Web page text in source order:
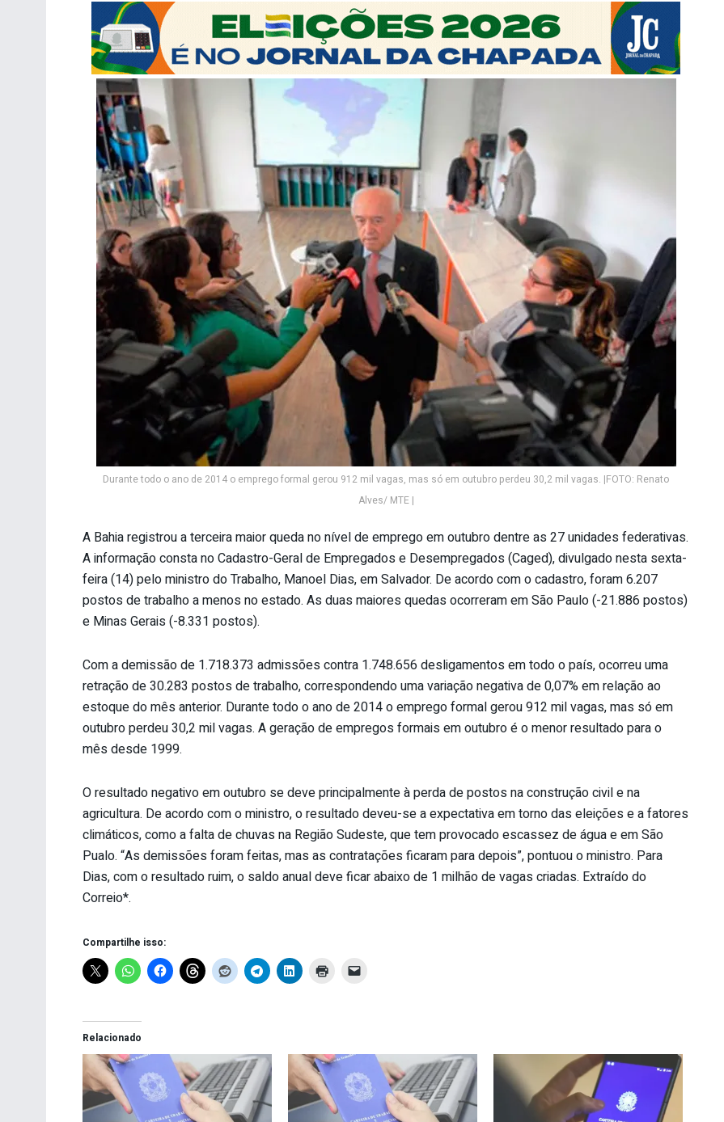
Durante todo o ano de 2014 o emprego formal gerou 912 mil vagas, mas só em outubro perdeu 30,2 mil vagas. |FOTO: Renato
Alves/ MTE |
A Bahia registrou a terceira maior queda no nível de emprego em outubro dentre as 27 unidades federativas.
A informação consta no Cadastro-Geral de Empregados e Desempregados (Caged), divulgado nesta sexta-
feira (14) pelo ministro do Trabalho, Manoel Dias, em Salvador. De acordo com o cadastro, foram 6.207
postos de trabalho a menos no estado. As duas maiores quedas ocorreram em São Paulo (-21.886 postos)
e Minas Gerais (-8.331 postos).
Com a demissão de 1.718.373 admissões contra 1.748.656 desligamentos em todo o país, ocorreu uma
retração de 30.283 postos de trabalho, correspondendo uma variação negativa de 0,07% em relação ao
estoque do mês anterior. Durante todo o ano de 2014 o emprego formal gerou 912 mil vagas, mas só em
outubro perdeu 30,2 mil vagas. A geração de empregos formais em outubro é o menor resultado para o
mês desde 1999.
O resultado negativo em outubro se deve principalmente à perda de postos na construção civil e na
agricultura. De acordo com o ministro, o resultado deveu-se a expectativa em torno das eleições e a fatores
climáticos, como a falta de chuvas na Região Sudeste, que tem provocado escassez de água e em São
Pualo. “As demissões foram feitas, mas as contratações ficaram para depois”, pontuou o ministro. Para
Dias, com o resultado ruim, o saldo anual deve ficar abaixo de 1 milhão de vagas criadas. Extraído do
Correio*.
Compartilhe isso:
Relacionado